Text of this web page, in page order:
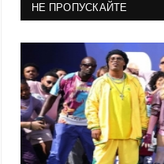
НЕ ПРОПУСКАЙТЕ